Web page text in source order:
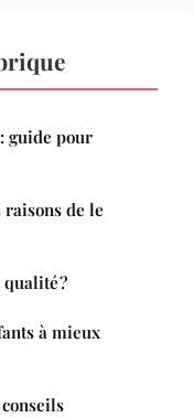
guide pour
de le
?
à mieux